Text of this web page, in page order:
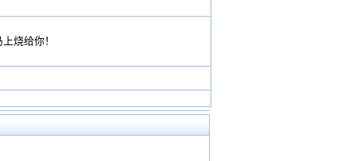
烧给你！